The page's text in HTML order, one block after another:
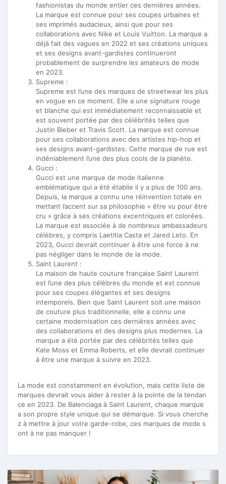
fashionistas du monde entier ces dernières années.
La marque est connue pour ses coupes urbaines et
ses imprimés audacieux, ainsi que pour ses
collaborations avec Nike et Louis Vuitton. La marque a
déjà fait des vagues en 2022 et ses créations uniques
et ses designs avant-gardistes continueront
probablement de surprendre les amateurs de mode
en 2023.
Supreme :
Supreme est l’une des marques de streetwear les plus
en vogue en ce moment. Elle a une signature rouge
et blanche qui est immédiatement reconnaissable et
est souvent portée par des célébrités telles que
Justin Bieber et Travis Scott. La marque est connue
pour ses collaborations avec des artistes hip-hop et
ses designs avant-gardistes. Cette marque de rue est
indéniablement l’une des plus cools de la planète.
Gucci :
Gucci est une marque de mode italienne
emblématique qui a été établie il y a plus de 100 ans.
Depuis, la marque a connu une réinvention totale en
mettant l’accent sur sa philosophie « être vu pour être
cru » grâce à ses créations excentriques et colorées.
La marque est associée à de nombreux ambassadeurs
célèbres, y compris Laetitia Casta et Jared Leto. En
2023, Gucci devrait continuer à être une force à ne
pas négliger dans le monde de la mode.
Saint Laurent :
La maison de haute couture française Saint Laurent
est l’une des plus célèbres du monde et est connue
pour ses coupes élégantes et ses designs
intemporels. Bien que Saint Laurent soit une maison
de couture plus traditionnelle, elle a connu une
certaine modernisation ces dernières années avec
des collaborations et des designs plus modernes. La
marque a été portée par des célébrités telles que
Kate Moss et Emma Roberts, et elle devrait continuer
à être une marque à suivre en 2023.
La mode est constamment en évolution, mais cette liste de
marques devrait vous aider à rester à la pointe de la tendan
ce en 2023. De Balenciaga à Saint Laurent, chaque marque
a son propre style unique qui se démarque. Si vous cherche
z à mettre à jour votre garde-robe, ces marques de mode s
ont à ne pas manquer !